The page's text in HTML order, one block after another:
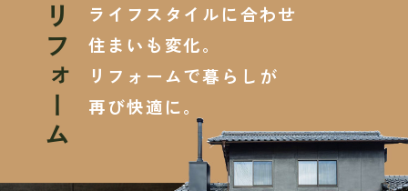
リフォーム
ライフスタイルに合わせ
住まいも変化。
リフォームで暮らしが
再び快適に。